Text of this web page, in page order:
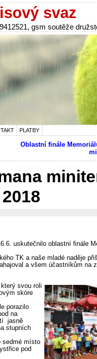
svaz
gsm soutěže
PLATBY
Oblastní finále
uskutečnilo oblastní finále
TK a naše mladé naděje
a všem účastníkům na
svou roli
skóre
porazil o
na
jasně
stupních
místo
pod